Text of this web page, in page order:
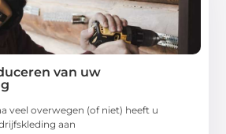
van uw
veel overwegen (of niet) heeft u
aan